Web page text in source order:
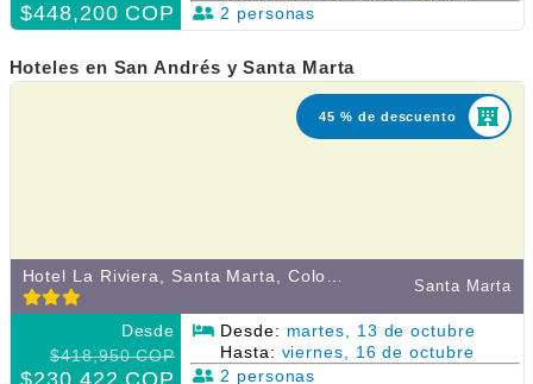
$448,200 COP
2 personas
Hoteles en San Andrés y Santa Marta
45 % de descuento
Santa Marta
Desde
$418,950 COP
$230,422 COP
Desde: martes, 13 de octubre
Hasta: viernes, 16 de octubre
2 personas